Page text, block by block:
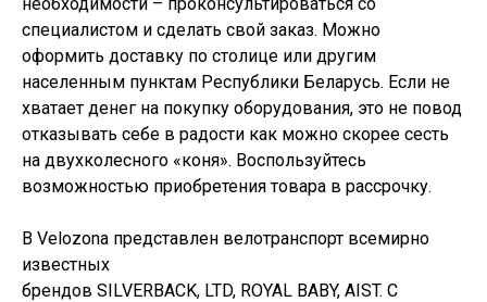
специалистом и сделать свой заказ. Можно
оформить доставку по столице или другим
населенным пунктам Республики Беларусь. Если не
хватает денег на покупку оборудования, это не повод
отказывать себе в радости как можно скорее сесть
на двухколесного «коня». Воспользуйтесь
возможностью приобретения товара в рассрочку.
В Velozona представлен велотранспорт всемирно
известных
брендов SILVERBACK, LTD, ROYAL BABY, AIST. С